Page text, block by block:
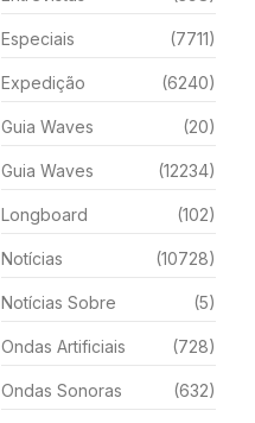
Especiais (7711)
Expedição (6240)
Guia Waves (20)
Guia Waves (12234)
Longboard (102)
Notícias (10728)
Notícias Sobre (5)
Ondas Artificiais (728)
Ondas Sonoras (632)